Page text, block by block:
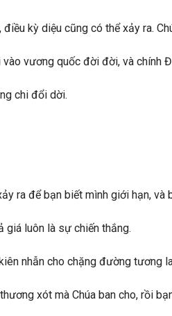
kỳ diệu cũng có thể xảy ra.
vương quốc đời đời, và chính
chi đổi dời.
ra để bạn biết mình giới hạn, và
luôn là sự chiến thắng.
nhẫn cho chặng đường tương
xót mà Chúa ban cho, rồi